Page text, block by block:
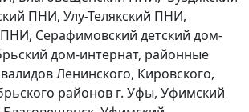
ПНИ, Улу-Телякский ПНИ,
Серафимовский детский дом-
дом-интернат, районные
Ленинского, Кировского,
районов г. Уфы, Уфимский